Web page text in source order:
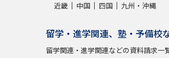
近畿
中国 四国 九州・沖縄
留学・進学関連、塾・予備校
留学関連・進学関連などの資料請求一